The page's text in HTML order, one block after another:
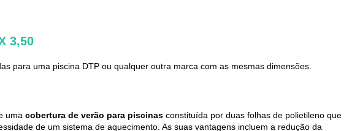
3,50
para uma piscina DTP ou qualquer outra marca com as mesmas dimensões.
uma cobertura de verão para piscinas constituída por duas folhas de polietileno que
de um sistema de aquecimento. As suas vantagens incluem a redução da